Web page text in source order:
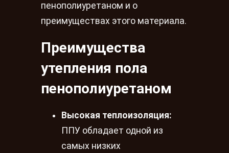
пенополиуретаном и о
преимуществах этого материала.
Преимущества
утепления пола
пенополиуретаном
Высокая теплоизоляция:
ППУ обладает одной из
самых низких